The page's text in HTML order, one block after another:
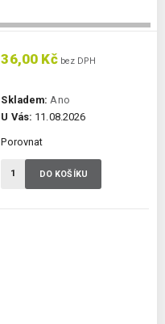
36,00 Kčbez DPH
Skladem: Ano
U Vás: 11.08.2026
Porovnat
DO KOŠÍKU